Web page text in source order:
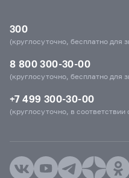
300
(круглосуточно, бесплатно для
8 800 300-30-00
(круглосуточно, бесплатно для
+7 499 300-30-00
(круглосуточно, в